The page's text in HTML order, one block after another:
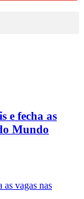
e fecha as
Mundo